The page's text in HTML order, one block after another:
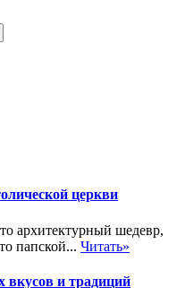
церкви
архитектурный шедевр,
папской... Читать»
вкусов и традиций